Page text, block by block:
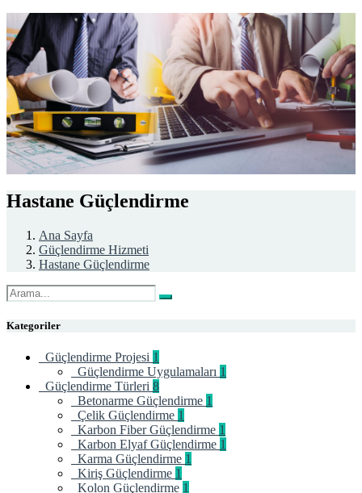
Hastane Güçlendirme
Ana Sayfa
Güçlendirme Hizmeti
Hastane Güçlendirme
Kategoriler
Güçlendirme Projesi 1
Güçlendirme Uygulamaları 1
Güçlendirme Türleri 8
Betonarme Güçlendirme 1
Çelik Güçlendirme 1
Karbon Fiber Güçlendirme 1
Karbon Elyaf Güçlendirme 1
Karma Güçlendirme 1
Kiriş Güçlendirme 1
Kolon Güçlendirme 1